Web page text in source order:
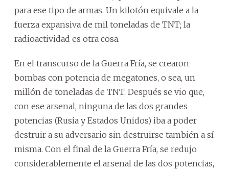
para ese tipo de armas. Un kilotón equivale a la
fuerza expansiva de mil toneladas de TNT; la
radioactividad es otra cosa.
En el transcurso de la Guerra Fría, se crearon
bombas con potencia de megatones, o sea, un
millón de toneladas de TNT. Después se vio que,
con ese arsenal, ninguna de las dos grandes
potencias (Rusia y Estados Unidos) iba a poder
destruir a su adversario sin destruirse también a sí
misma. Con el final de la Guerra Fría, se redujo
considerablemente el arsenal de las dos potencias,